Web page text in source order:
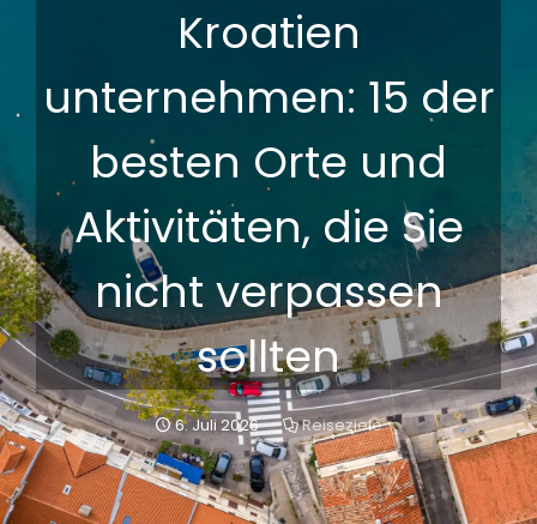
Kroatien
unternehmen: 15 der
besten Orte und
Aktivitäten, die Sie
nicht verpassen
sollten
6. Juli 2026 Reiseziele